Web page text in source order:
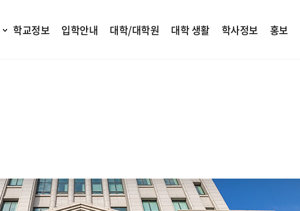
학교정보 입학안내 대학/대학원 대학 생활 학사정보 홍보